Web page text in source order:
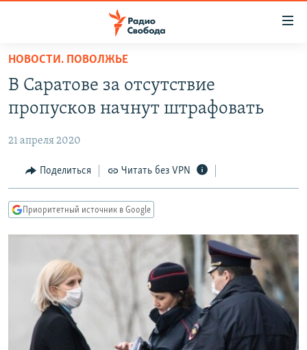
упрощенного
доступа
основному
Вернутся
главной
навигации
Вернутся
ПОДКАСТЫ
АВТОРСКИЕ ПРОЕКТЫ
ЦИТАТЫ СВОБОДЫ
МНЕНИЯ
IDEL.РЕАЛИИ
СЕВЕР.РЕАЛИИ
СИБИРЬ.РЕАЛИИ
РАСПИСАНИЕ ВЕЩАНИЯ
ПОДПИШИТЕСЬ НА РАССЫЛКУ
НОВОСТИ. ПОВОЛЖЬЕ
В Саратове за отсутствие
пропусков начнут штрафовать
21 апреля 2020
Поделиться Читать без VPN
Приоритетный источник в Google